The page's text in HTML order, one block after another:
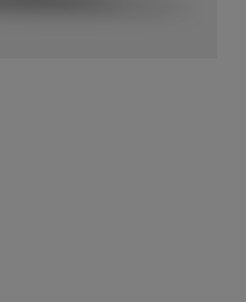
Berry.type of Brun muscade.